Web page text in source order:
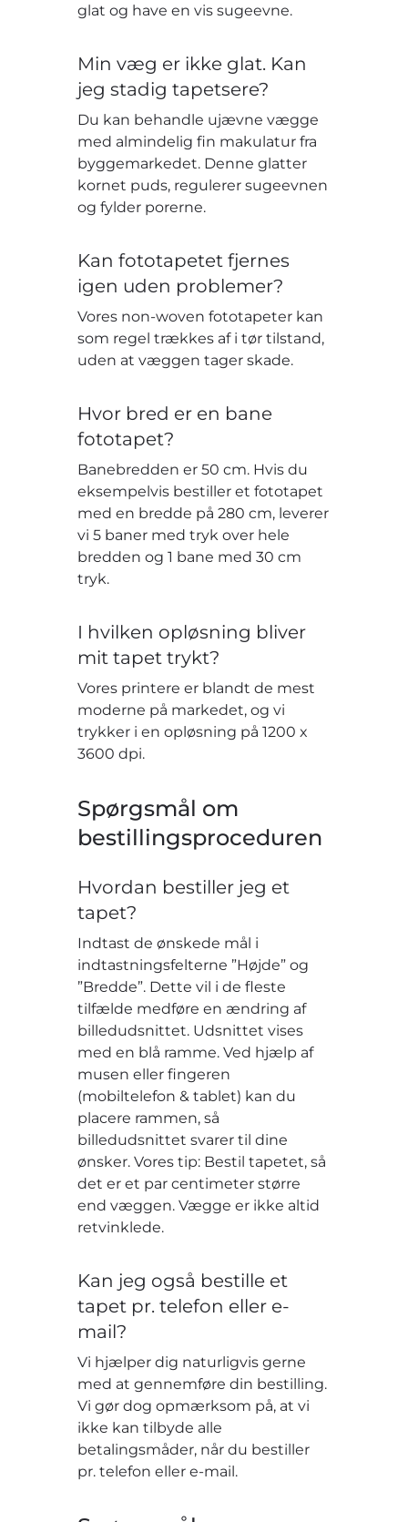
glat og have en vis sugeevne.
Min væg er ikke glat. Kan
jeg stadig tapetsere?
Du kan behandle ujævne vægge
med almindelig fin makulatur fra
byggemarkedet. Denne glatter
kornet puds, regulerer sugeevnen
og fylder porerne.
Kan fototapetet fjernes
igen uden problemer?
Vores non-woven fototapeter kan
som regel trækkes af i tør tilstand,
uden at væggen tager skade.
Hvor bred er en bane
fototapet?
Banebredden er 50 cm. Hvis du
eksempelvis bestiller et fototapet
med en bredde på 280 cm, leverer
vi 5 baner med tryk over hele
bredden og 1 bane med 30 cm
tryk.
I hvilken opløsning bliver
mit tapet trykt?
Vores printere er blandt de mest
moderne på markedet, og vi
trykker i en opløsning på 1200 x
3600 dpi.
Spørgsmål om
bestillingsproceduren
Hvordan bestiller jeg et
tapet?
Indtast de ønskede mål i
indtastningsfelterne ”Højde” og
”Bredde”. Dette vil i de fleste
tilfælde medføre en ændring af
billedudsnittet. Udsnittet vises
med en blå ramme. Ved hjælp af
musen eller fingeren
(mobiltelefon & tablet) kan du
placere rammen, så
billedudsnittet svarer til dine
ønsker. Vores tip: Bestil tapetet, så
det er et par centimeter større
end væggen. Vægge er ikke altid
retvinklede.
Kan jeg også bestille et
tapet pr. telefon eller e-
mail?
Vi hjælper dig naturligvis gerne
med at gennemføre din bestilling.
Vi gør dog opmærksom på, at vi
ikke kan tilbyde alle
betalingsmåder, når du bestiller
pr. telefon eller e-mail.